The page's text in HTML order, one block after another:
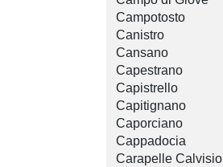
Campotosto
Canistro
Cansano
Capestrano
Capistrello
Capitignano
Caporciano
Cappadocia
Carapelle Calvisio